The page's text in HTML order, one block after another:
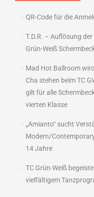
QR-Code für die
T.D.R. – Auflösung
Grün-Weiß
Mad Hot Ballroom
Cha stehen beim TC
gilt für alle
vierten Klasse
„Amianto“ sucht
Modern/
14 Jahre
TC Grün-Weiß
vielfältigem